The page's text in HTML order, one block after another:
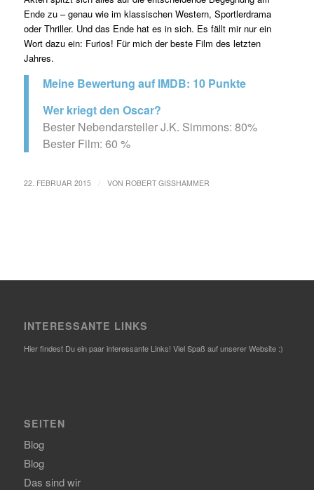
Ende zu – genau wie im klassischen Western, Sportlerdrama
oder Thriller. Und das Ende hat es in sich. Es fällt mir nur ein
Wort dazu ein: Furios! Für mich der beste Film des letzten
Jahres.
Meine Bewertung auf IMDB: 10 Punkte
Wer kriegt den Oscar?
Bester Nebendarsteller J.K. Simmons: 80%
Bester Film: 60 %
22. FEBRUAR 2015 VON ROBERT GISSHAMMER
INTERESSANTE LINKS
Hier findest Du ein paar interessante Links! Viel Spaß auf unserer Website :)
SEITEN
Blog
Blog
Das sind wir